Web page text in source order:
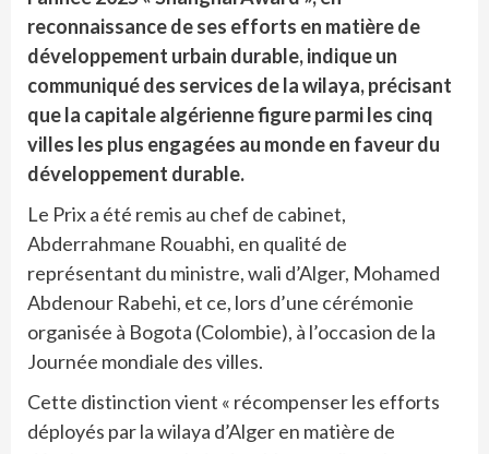
reconnaissance de ses efforts en matière de
développement urbain durable, indique un
communiqué des services de la wilaya, précisant
que la capitale algérienne figure parmi les cinq
villes les plus engagées au monde en faveur du
développement durable.
Le Prix a été remis au chef de cabinet,
Abderrahmane Rouabhi, en qualité de
représentant du ministre, wali d’Alger, Mohamed
Abdenour Rabehi, et ce, lors d’une cérémonie
organisée à Bogota (Colombie), à l’occasion de la
Journée mondiale des villes.
Cette distinction vient « récompenser les efforts
déployés par la wilaya d’Alger en matière de